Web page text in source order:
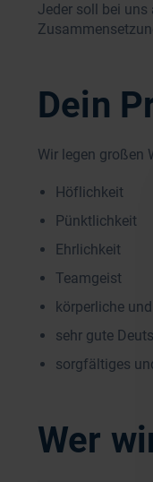
Jeder soll bei
Dein
Wir legen großen
Höflichkeit
Pünktlichkeit
Ehrlichkeit
Teamgeist
körperliche
sehr gute
sorgfältiges
Wer